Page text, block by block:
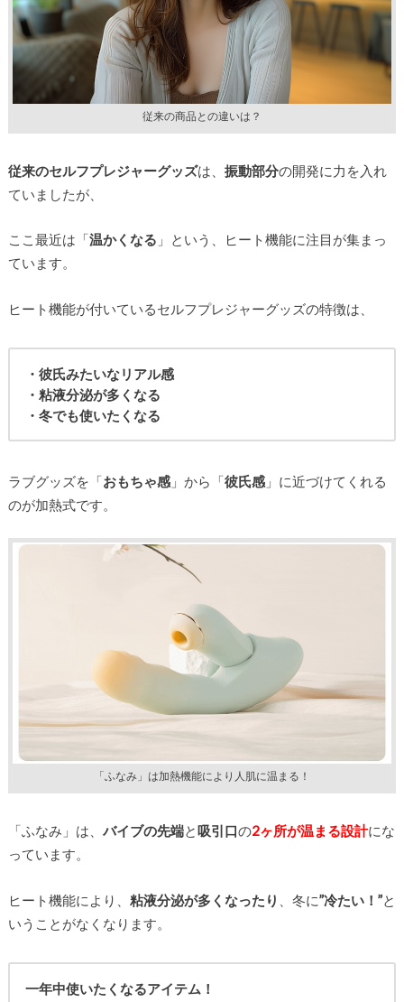
従来の商品との違いは？
従来のセルフプレジャーグッズは、 振動部分の開発に力を入れ
ていましたが、
ここ最近は「温かくなる 」という、ヒート機能に注目が集まっ
ています。
ヒート機能が付いているセルフプレジャーグッズの特徴は、
・彼氏みたいなリアル感
・粘液分泌が多くなる
・冬でも使いたくなる
ラブグッズを「おもちゃ感」から「彼氏感」に近づけてくれる
のが加熱式です。
「ふなみ」は加熱機能により人肌に温まる！
「ふなみ」は、 バイブの先端と吸引口の2ヶ所が温まる設計にな
っています。
ヒート機能により、 粘液分泌が多くなったり 、冬に”冷たい！”と
いうことがなくなります。
一年中使いたくなるアイテム！